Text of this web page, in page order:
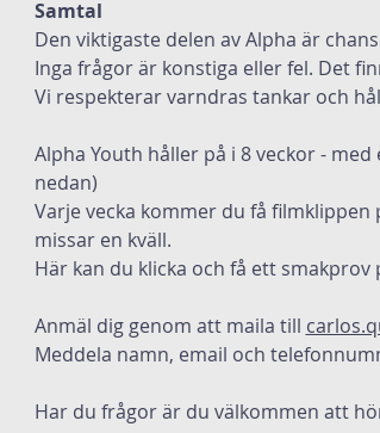
Samtal
Den viktigaste delen av Alpha är
Inga frågor är konstiga eller fel. Det
Vi respekterar varndras tankar och
Alpha Youth håller på i 8 veckor -
nedan)
Varje vecka kommer du få
missar en kväll.
Här kan du klicka och få ett
Anmäl dig genom att maila till
Meddela namn, email och
Har du frågor är du välkommen att